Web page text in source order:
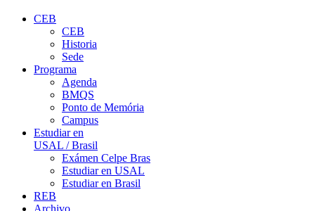
CEB
CEB
Historia
Sede
Programa
Agenda
BMQS
Ponto de Memória
Campus
Estudiar en
USAL / Brasil
Exámen Celpe Bras
Estudiar en USAL
Estudiar en Brasil
REB
Archivo